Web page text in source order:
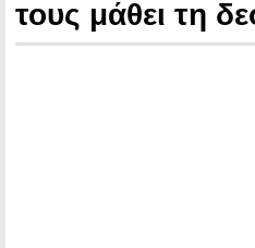
τους μάθει τη